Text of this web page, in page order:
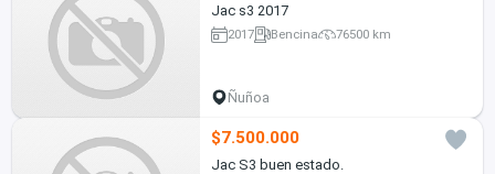
Jac s3 2017
2017 Bencina 76500 km
Ñuñoa
$7.500.000
Jac S3 buen estado.